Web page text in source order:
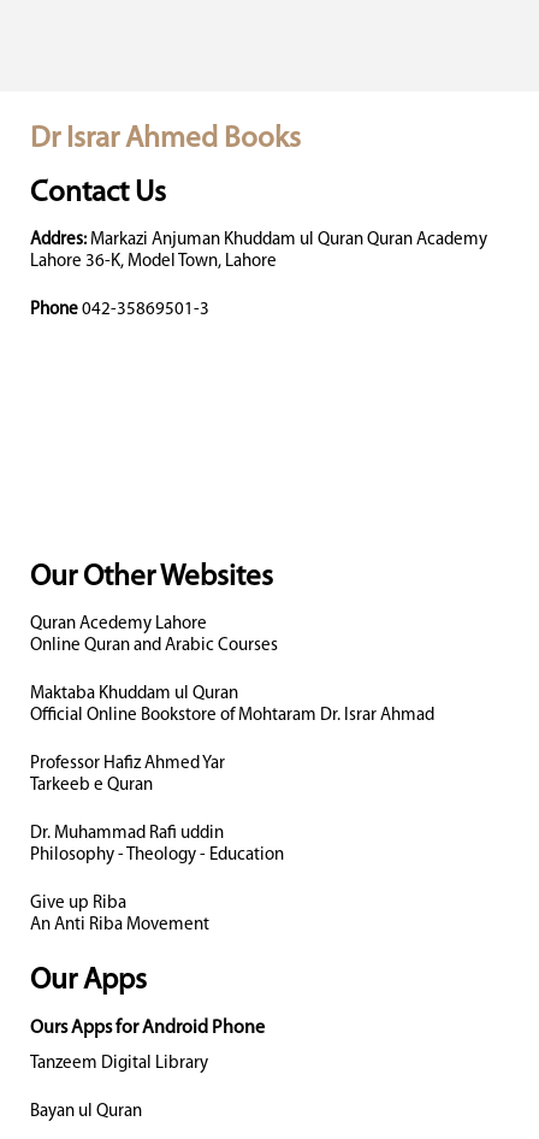
Dr Israr Ahmed Books
Contact Us
Addres: Markazi Anjuman Khuddam ul Quran Quran Academy
Lahore 36-K, Model Town, Lahore
Phone 042-35869501-3
Our Other Websites
Quran Acedemy Lahore
Online Quran and Arabic Courses
Maktaba Khuddam ul Quran
Official Online Bookstore of Mohtaram Dr. Israr Ahmad
Professor Hafiz Ahmed Yar
Tarkeeb e Quran
Dr. Muhammad Rafi uddin
Philosophy - Theology - Education
Give up Riba
An Anti Riba Movement
Our Apps
Ours Apps for Android Phone
Tanzeem Digital Library
Bayan ul Quran